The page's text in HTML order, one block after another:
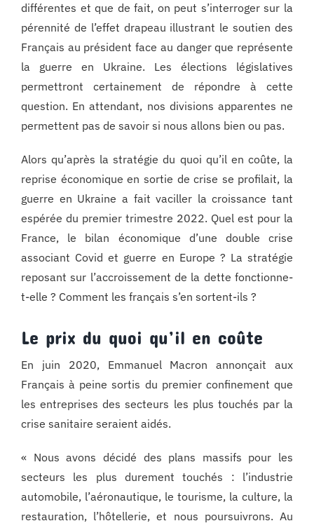
différentes et que de fait, on peut s’interroger sur la
pérennité de l’effet drapeau illustrant le soutien des
Français au président face au danger que représente
la guerre en Ukraine. Les élections législatives
permettront certainement de répondre à cette
question. En attendant, nos divisions apparentes ne
permettent pas de savoir si nous allons bien ou pas.
Alors qu’après la stratégie du quoi qu’il en coûte, la
reprise économique en sortie de crise se profilait, la
guerre en Ukraine a fait vaciller la croissance tant
espérée du premier trimestre 2022. Quel est pour la
France, le bilan économique d’une double crise
associant Covid et guerre en Europe ? La stratégie
reposant sur l’accroissement de la dette fonctionne-
t-elle ? Comment les français s’en sortent-ils ?
Le prix du quoi qu’il en coûte
En juin 2020, Emmanuel Macron annonçait aux
Français à peine sortis du premier confinement que
les entreprises des secteurs les plus touchés par la
crise sanitaire seraient aidés.
« Nous avons décidé des plans massifs pour les
secteurs les plus durement touchés : l’industrie
automobile, l’aéronautique, le tourisme, la culture, la
restauration, l’hôtellerie, et nous poursuivrons. Au